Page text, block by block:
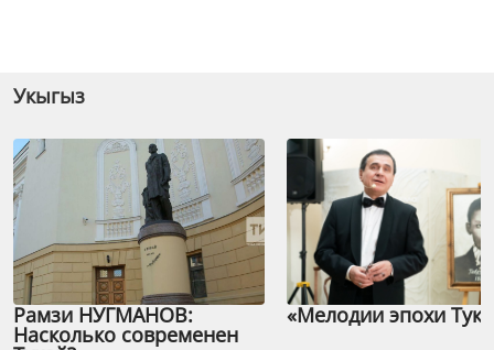
Укыгыз
Рамзи НУГМАНОВ:
Насколько современен
«Мелодии эпохи